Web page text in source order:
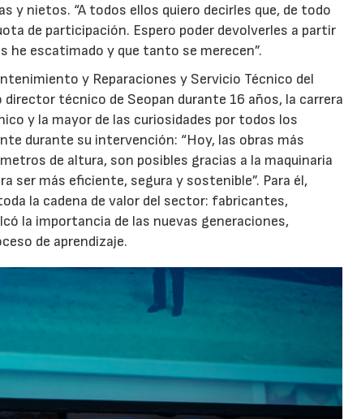
y nietos. “A todos ellos quiero decirles que, de todo
de participación. Espero poder devolverles a partir
he escatimado y que tanto se merecen”.
y Reparaciones y Servicio Técnico del
técnico de Seopan durante 16 años, la carrera
y la mayor de las curiosidades por todos los
durante su intervención: “Hoy, las obras más
de altura, son posibles gracias a la maquinaria
ser más eficiente, segura y sostenible”. Para él,
la cadena de valor del sector: fabricantes,
la importancia de las nuevas generaciones,
de aprendizaje.